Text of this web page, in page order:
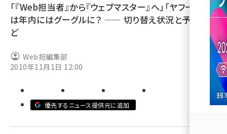
セミナー (2318)
llmo (1171)
「『Web担当者』から『ウェブマスター』へ」「ヤフー検索
は年内にはグーグルに？ ―― 切り替え状況と予測」な
ど
Web担編集部
2010年11月1日 12:00
優先するニュース提供元に追加